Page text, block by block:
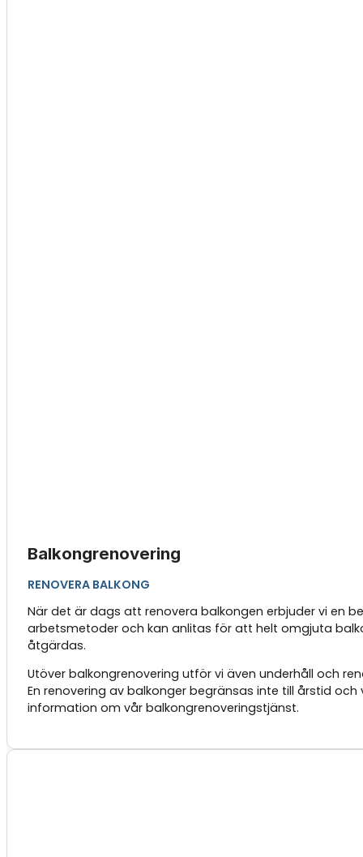
Balkongrenovering
RENOVERA BALKONG
När det är dags att renovera balkongen erbjuder vi en
arbetsmetoder och kan anlitas för att helt omgjuta
åtgärdas.
Utöver balkongrenovering utför vi även underhåll och
En renovering av balkonger begränsas inte till årstid
information om vår balkongrenoveringstjänst.